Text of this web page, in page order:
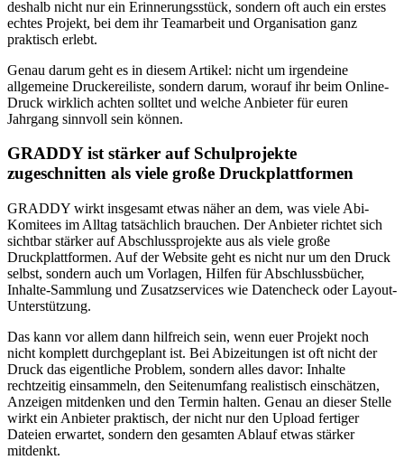
deshalb nicht nur ein Erinnerungsstück, sondern oft auch ein erstes
echtes Projekt, bei dem ihr Teamarbeit und Organisation ganz
praktisch erlebt.
Genau darum geht es in diesem Artikel: nicht um irgendeine
allgemeine Druckereiliste, sondern darum, worauf ihr beim Online-
Druck wirklich achten solltet und welche Anbieter für euren
Jahrgang sinnvoll sein können.
GRADDY ist stärker auf Schulprojekte
zugeschnitten als viele große Druckplattformen
GRADDY wirkt insgesamt etwas näher an dem, was viele Abi-
Komitees im Alltag tatsächlich brauchen. Der Anbieter richtet sich
sichtbar stärker auf Abschlussprojekte aus als viele große
Druckplattformen. Auf der Website geht es nicht nur um den Druck
selbst, sondern auch um Vorlagen, Hilfen für Abschlussbücher,
Inhalte-Sammlung und Zusatzservices wie Datencheck oder Layout-
Unterstützung.
Das kann vor allem dann hilfreich sein, wenn euer Projekt noch
nicht komplett durchgeplant ist. Bei Abizeitungen ist oft nicht der
Druck das eigentliche Problem, sondern alles davor: Inhalte
rechtzeitig einsammeln, den Seitenumfang realistisch einschätzen,
Anzeigen mitdenken und den Termin halten. Genau an dieser Stelle
wirkt ein Anbieter praktisch, der nicht nur den Upload fertiger
Dateien erwartet, sondern den gesamten Ablauf etwas stärker
mitdenkt.